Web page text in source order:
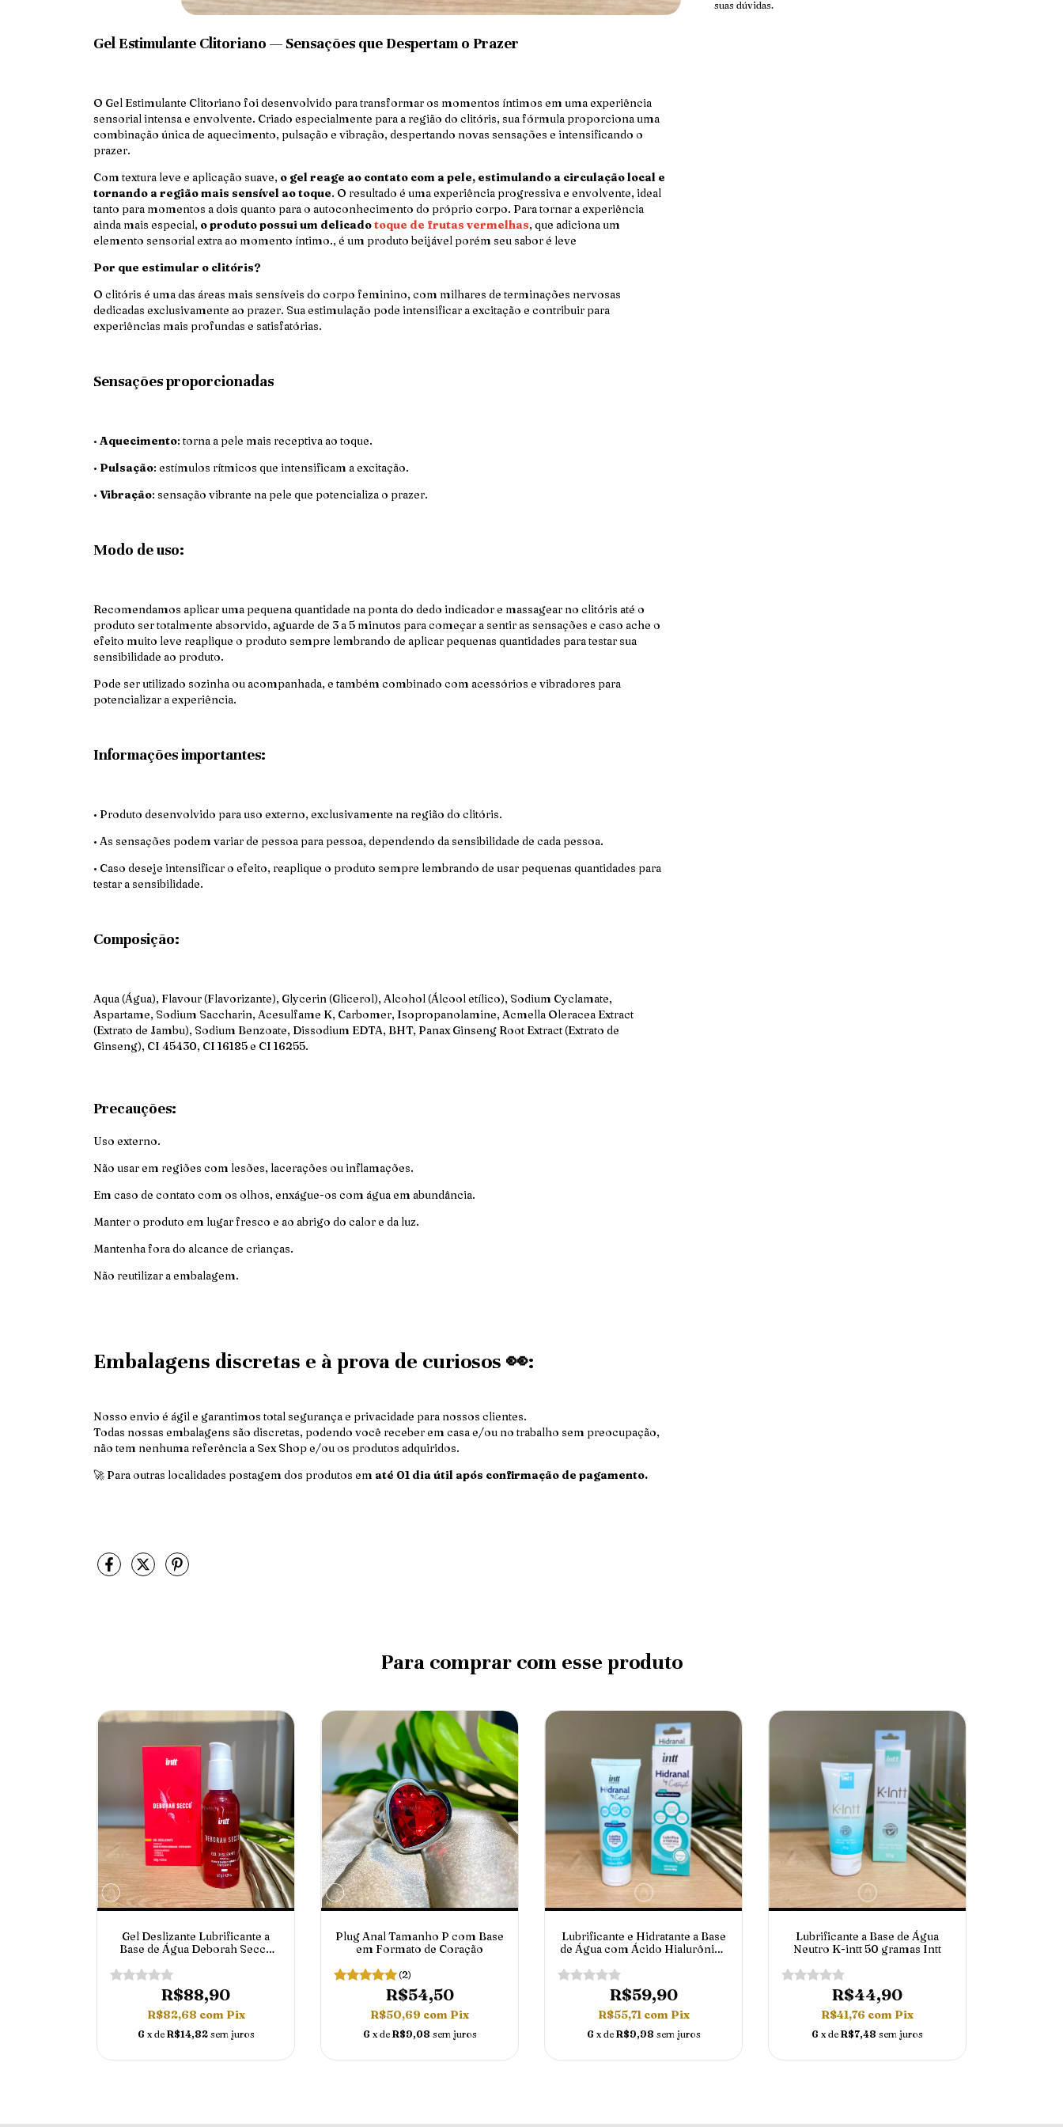
Gel Estimulante Clitoriano — Sensações que Despertam o Prazer
O Gel Estimulante Clitoriano foi desenvolvido para transformar os momentos íntimos em uma experiência
sensorial intensa e envolvente. Criado especialmente para a região do clitóris, sua fórmula proporciona uma
combinação única de aquecimento, pulsação e vibração, despertando novas sensações e intensificando o
prazer.
Com textura leve e aplicação suave, o gel reage ao contato com a pele, estimulando a circulação local e
tornando a região mais sensível ao toque. O resultado é uma experiência progressiva e envolvente, ideal
tanto para momentos a dois quanto para o autoconhecimento do próprio corpo. Para tornar a experiência
ainda mais especial, o produto possui um delicadotoque de frutas vermelhas, que adiciona um
elemento sensorial extra ao momento íntimo., é um produto beijável porém seu sabor é leve
Por que estimular o clitóris?
O clitóris é uma das áreas mais sensíveis do corpo feminino, com milhares de terminações nervosas
dedicadas exclusivamente ao prazer. Sua estimulação pode intensificar a excitação e contribuir para
experiências mais profundas e satisfatórias.
Sensações proporcionadas
• Aquecimento: torna a pele mais receptiva ao toque.
• Pulsação: estímulos rítmicos que intensificam a excitação.
• Vibração: sensação vibrante na pele que potencializa o prazer.
Modo de uso:
Recomendamos aplicar uma pequena quantidade na ponta do dedo indicador e massagear no clitóris até o
produto ser totalmente absorvido, aguarde de 3 a 5 minutos para começar a sentir as sensações e caso ache o
efeito muito leve reaplique o produto sempre lembrando de aplicar pequenas quantidades para testar sua
sensibilidade ao produto.
Pode ser utilizado sozinha ou acompanhada, e também combinado com acessórios e vibradores para
potencializar a experiência.
Informações importantes:
• Produto desenvolvido para uso externo, exclusivamente na região do clitóris.
• As sensações podem variar de pessoa para pessoa, dependendo da sensibilidade de cada pessoa.
• Caso deseje intensificar o efeito, reaplique o produto sempre lembrando de usar pequenas quantidades para
testar a sensibilidade.
Composição:
Aqua (Água), Flavour (Flavorizante), Glycerin (Glicerol), Alcohol (Álcool etílico), Sodium Cyclamate,
Aspartame, Sodium Saccharin, Acesulfame K, Carbomer, Isopropanolamine, Acmella Oleracea Extract
(Extrato de Jambu), Sodium Benzoate, Dissodium EDTA, BHT, Panax Ginseng Root Extract (Extrato de
Ginseng), CI 45430, CI 16185 e CI 16255.
Precauções:
Uso externo.
Não usar em regiões com lesões, lacerações ou inflamações.
Em caso de contato com os olhos, enxágue-os com água em abundância.
Manter o produto em lugar fresco e ao abrigo do calor e da luz.
Mantenha fora do alcance de crianças.
Não reutilizar a embalagem.
Embalagens discretas e à prova de curiosos 👀:
Nosso envio é ágil e garantimos total segurança e privacidade para nossos clientes.
Todas nossas embalagens são discretas, podendo você receber em casa e/ou no trabalho sem preocupação,
não tem nenhuma referência a Sex Shop e/ou os produtos adquiridos.
🚀 Para outras localidades postagem dos produtos em até 01 dia útil após confirmação de pagamento.
suas dúvidas.
Para comprar com esse produto
Gel Deslizante Lubrificante a
Base de Água Deborah Secco
Vermelhas 120 ml Intt
R$88,90
R$82,68 com Pix
6 x de R$14,82 sem juros
Plug Anal Tamanho P com Base
em Formato de Coração
(2)
R$54,50
R$50,69 com Pix
6 x de R$9,08 sem juros
Lubrificante e Hidratante a Base
de Água com Ácido Hialurônico
R$59,90
R$55,71 com Pix
6 x de R$9,98 sem juros
Lubrificante a Base de Água
Neutro K-intt 50 gramas Intt
R$44,90
R$41,76 com Pix
6 x de R$7,48 sem juros